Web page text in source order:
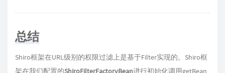
总结
Shiro框架在URL级别的权限过滤上是基于Filter实现的。Shiro框
架在我们配置的ShiroFilterFactoryBean进行初始化调用getBean